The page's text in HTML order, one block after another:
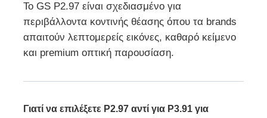
Το GS P2.97 είναι σχεδιασμένο για
περιβάλλοντα κοντινής θέασης όπου τα brands
απαιτούν λεπτομερείς εικόνες, καθαρό κείμενο
και premium οπτική παρουσίαση.
Γιατί να επιλέξετε P2.97 αντί για P3.91 για